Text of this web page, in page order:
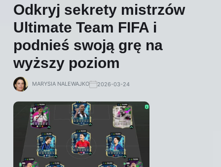
Odkryj sekrety mistrzów
Ultimate Team FIFA i
podnieś swoją grę na
wyższy poziom
MARYSIA NALEWAJKO 2026-03-24